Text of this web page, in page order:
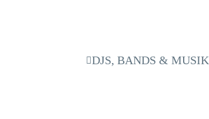
DJS, BANDS & MUSIK